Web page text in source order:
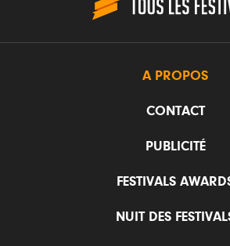
A PROPOS
CONTACT
PUBLICITÉ
FESTIVALS
NUIT DES